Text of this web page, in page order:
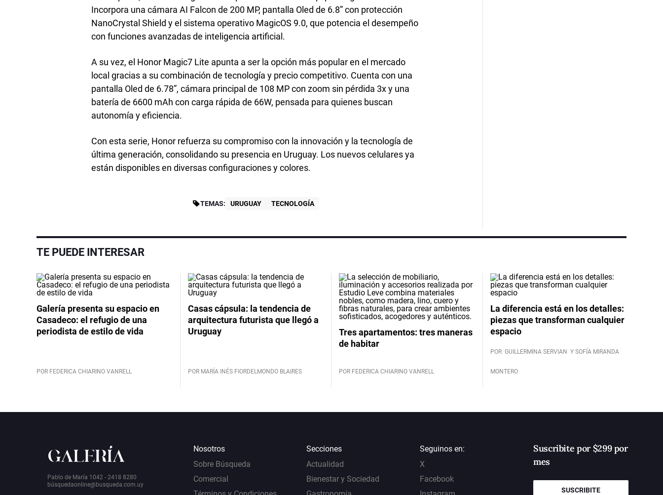
Incorpora una cámara AI Falcon de 200 MP, pantalla Oled de 6.8” con protección
NanoCrystal Shield y el sistema operativo MagicOS 9.0, que potencia el desempeño
con funciones avanzadas de inteligencia artificial.
A su vez, el Honor Magic7 Lite apunta a ser la opción más popular en el mercado
local gracias a su combinación de tecnología y precio competitivo. Cuenta con una
pantalla Oled de 6.78”, cámara principal de 108 MP con zoom sin pérdida 3x y una
batería de 6600 mAh con carga rápida de 66W, pensada para quienes buscan
autonomía y eficiencia.
Con esta serie, Honor refuerza su compromiso con la innovación y la tecnología de
última generación, consolidando su presencia en Uruguay. Los nuevos celulares ya
están disponibles en diversas configuraciones y colores.
TEMAS: URUGUAY TECNOLOGÍA
TE PUEDE INTERESAR
Galería presenta su espacio en
Casadeco: el refugio de una
periodista de estilo de vida
POR FEDERICA CHIARINO VANRELL
Casas cápsula: la tendencia de
arquitectura futurista que llegó a
Uruguay
POR MARÍA INÉS FIORDELMONDO BLAIRES
Tres apartamentos: tres maneras
de habitar
POR FEDERICA CHIARINO VANRELL
La diferencia está en los detalles:
piezas que transforman cualquier
espacio
POR GUILLERMINA SERVIAN Y SOFÍA MIRANDA
MONTERO
Pablo de María 1042 - 2418 8280
búsquedaonline@busqueda.com.uy
Nosotros
Sobre Búsqueda
Comercial
Secciones
Actualidad
Bienestar y Sociedad
Seguinos en:
X
Facebook
Suscribite por $299 por
mes
SUSCRIBITE